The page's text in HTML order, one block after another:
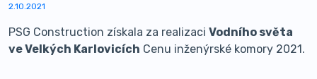
2.10.2021
PSG Construction získala za realizaci Vodního světa
ve Velkých Karlovicích Cenu inženýrské komory 2021.